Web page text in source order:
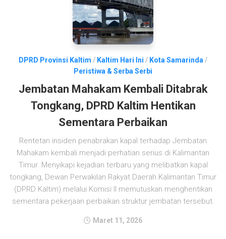
DPRD Provinsi Kaltim / Kaltim Hari Ini / Kota Samarinda /
Peristiwa & Serba Serbi
Jembatan Mahakam Kembali Ditabrak
Tongkang, DPRD Kaltim Hentikan
Sementara Perbaikan
Rentetan insiden penabrakan kapal terhadap Jembatan
Mahakam kembali menjadi perhatian serius di Kalimantan
Timur. Menyikapi kejadian terbaru yang melibatkan kapal
tongkang, Dewan Perwakilan Rakyat Daerah Kalimantan Timur
(DPRD Kaltim) melalui Komisi II memutuskan menghentikan
sementara pekerjaan perbaikan struktur jembatan tersebut.
Maret 11, 2026